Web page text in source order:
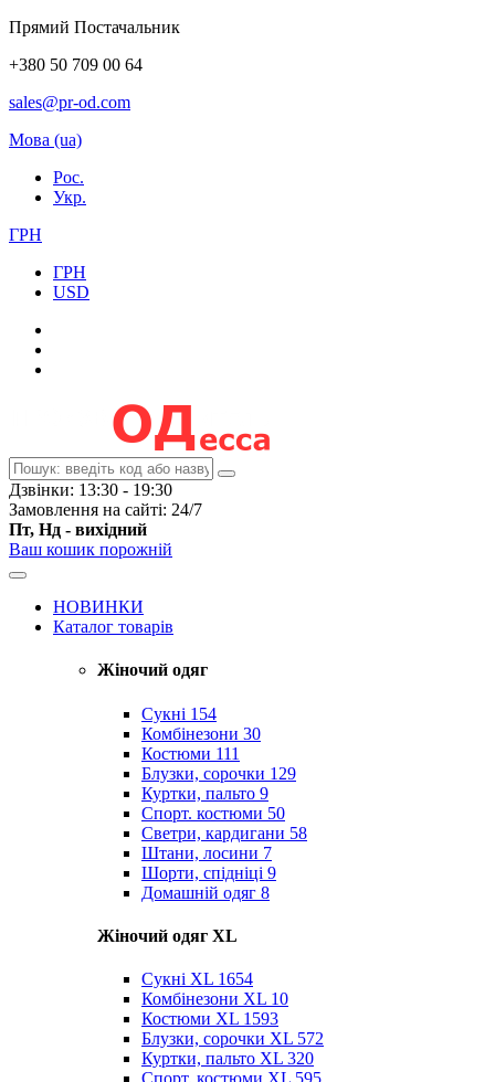
Прямий Постачальник
+380 50 709 00 64
sales@pr-od.com
Мова (ua)
Рос.
Укр.
ГРН
ГРН
USD
Дзвінки: 13:30 - 19:30
Замовлення на сайті: 24/7
Пт, Нд - вихідний
Ваш кошик порожній
НОВИНКИ
Каталог товарів
Жіночий одяг
Сукні 154
Комбінезони 30
Костюми 111
Блузки, сорочки 129
Куртки, пальто 9
Спорт. костюми 50
Светри, кардигани 58
Штани, лосини 7
Шорти, спідніці 9
Домашній одяг 8
Жіночий одяг XL
Cукні XL 1654
Комбінезони XL 10
Костюми XL 1593
Блузки, сорочки XL 572
Куртки, пальто XL 320
Спорт. костюми XL 595